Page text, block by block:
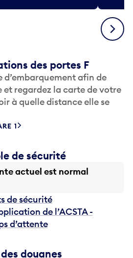
Suivant
des portes F
afin de
regardez la carte de votre
à quelle distance elle se
1
de sécurité
actuel est normal
de sécurité
de l’ACSTA -
d’attente
douanes